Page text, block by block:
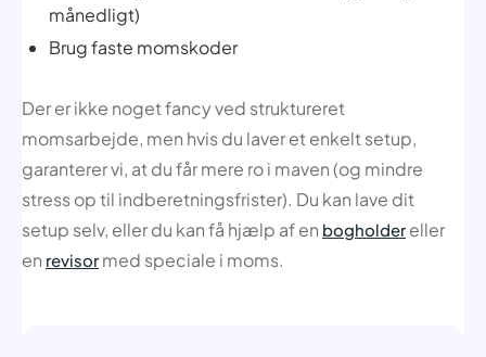
månedligt)
Brug faste momskoder
Der er ikke noget fancy ved struktureret
momsarbejde, men hvis du laver et enkelt setup,
garanterer vi, at du får mere ro i maven (og mindre
stress op til indberetningsfrister). Du kan lave dit
setup selv, eller du kan få hjælp af en bogholder eller
en revisor med speciale i moms.